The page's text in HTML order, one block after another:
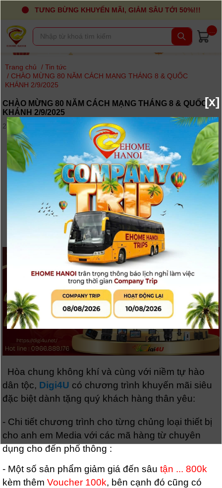
TƯNG BỪNG KHUYẾN MÃI, GIẢM SÂU TỚI 50%!!!
Trang chủ / Tin tức
/ CHÀO MỪNG 80 NĂM CÁCH MẠNG THÁNG 8 & QUỐC
KHÁNH 2/9/2025
CHÀO MỪNG 80 NĂM CÁCH MẠNG THÁNG 8 & QUỐC
KHÁNH 2/9/2025
23-08-2025, 4:28 pm - Lượt xem: 79
ƯU ĐÃI CỰC HOT
TẠIDigi4U!
Hòa chung không khí và cùng với niềm tự hào
dân tộc, Digi4U có chương trình khuyến mãi siêu
đặc biệt dành tặng quý khách hàng thân yêu:
- Chi tiết chương trình cho từng chủng loại thiết bị
cho anh em Media với các mã hàng từ chuyên
dụng cho đến phổ thông :
- Một số sản phẩm giảm giá đến sâu tận ... 800k
kèm thêm Voucher 100k, bên cạnh đó cũng có
[x]